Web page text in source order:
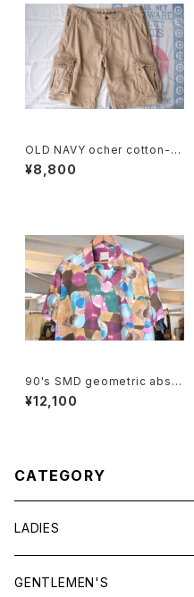
OLD NAVY ocher cotton-t
will cargo Shorts
¥8,800
90's SMD geometric abstr
act rayon open-collar Shirt
"Made in JAPAN"
¥12,100
CATEGORY
LADIES
TOPS
GENTLEMEN'S